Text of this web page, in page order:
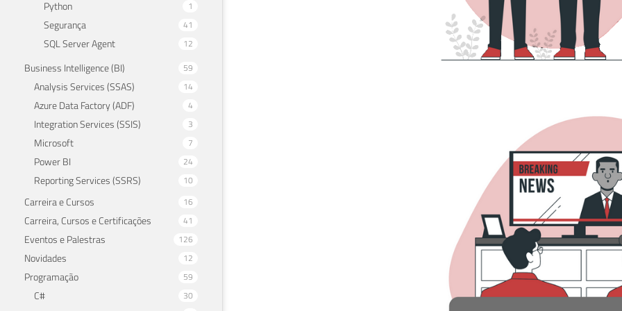
Python 1
Segurança 41
SQL Server Agent 12
Business Intelligence (BI) 59
Analysis Services (SSAS) 14
Azure Data Factory (ADF) 4
Integration Services (SSIS) 3
Microsoft 7
Power BI 24
Reporting Services (SSRS) 10
Carreira e Cursos 16
Carreira, Cursos e Certificações 41
Eventos e Palestras 126
Novidades 12
Programação 59
C# 30
SQL Server - ISNULL x
diferenças entre as duas funções